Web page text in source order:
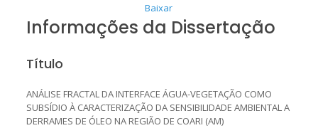
Baixar
Informações da Dissertação
Título
ANÁLISE FRACTAL DA INTERFACE ÁGUA-VEGETAÇÃO COMO
SUBSÍDIO À CARACTERIZAÇÃO DA SENSIBILIDADE AMBIENTAL A
DERRAMES DE ÓLEO NA REGIÃO DE COARI (AM)